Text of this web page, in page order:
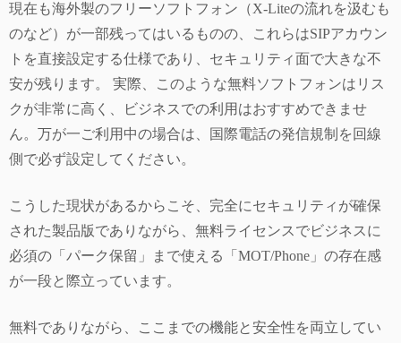
現在も海外製のフリーソフトフォン（X-Liteの流れを汲むも
のなど）が一部残ってはいるものの、これらはSIPアカウン
トを直接設定する仕様であり、セキュリティ面で大きな不
安が残ります。 実際、このような無料ソフトフォンはリス
クが非常に高く、ビジネスでの利用はおすすめできませ
ん。万が一ご利用中の場合は、国際電話の発信規制を回線
側で必ず設定してください。
こうした現状があるからこそ、完全にセキュリティが確保
された製品版でありながら、無料ライセンスでビジネスに
必須の「パーク保留」まで使える「MOT/Phone」の存在感
が一段と際立っています。
無料でありながら、ここまでの機能と安全性を両立してい